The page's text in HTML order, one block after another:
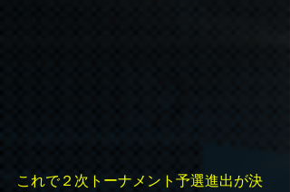
これで２次トーナメント予選進出が決